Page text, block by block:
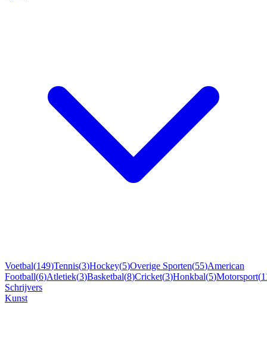
Voetbal(149)Tennis(3)Hockey(5)Overige Sporten(55)American
Football(6)Atletiek(3)Basketbal(8)Cricket(3)Honkbal(5)Motorsport(
Schrijvers
Kunst